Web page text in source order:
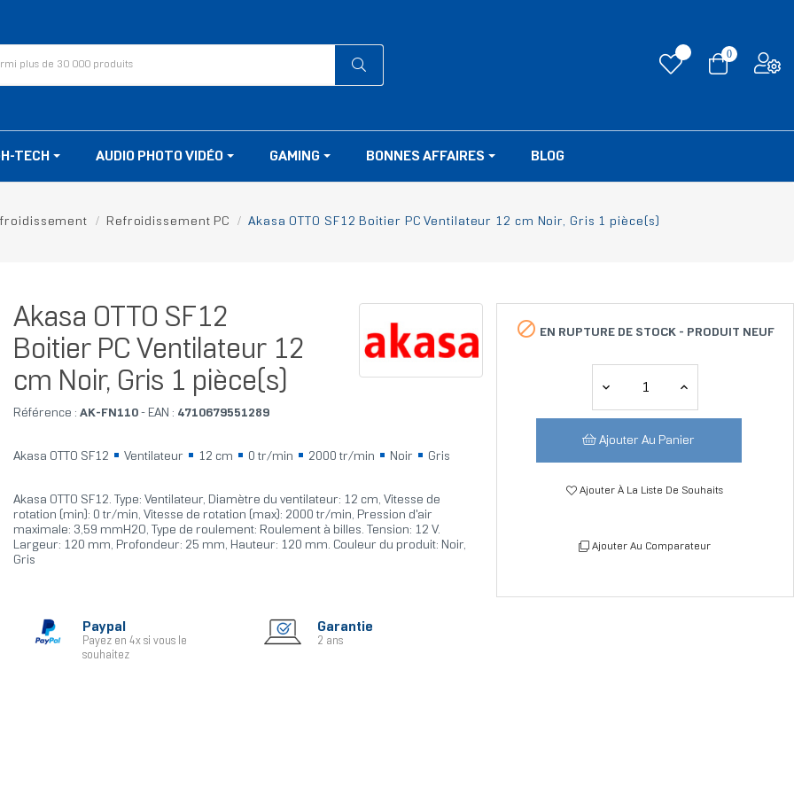
0
TECH AUDIO PHOTO VIDÉO GAMING BONNES AFFAIRES BLOG
Refroidissement PC Akasa OTTO SF12 Boitier PC Ventilateur 12 cm Noir, Gris 1 pièce(s)
Akasa OTTO SF12
Boitier PC Ventilateur 12
cm Noir, Gris 1 pièce(s)
Référence : AK-FN110- EAN : 4710679551289
Akasa OTTO SF12 Ventilateur 12 cm 0 tr/min 2000 tr/min Noir Gris
Akasa OTTO SF12. Type: Ventilateur, Diamètre du ventilateur: 12 cm, Vitesse de
rotation (min): 0 tr/min, Vitesse de rotation (max): 2000 tr/min, Pression d'air
maximale: 3,59 mmH2O, Type de roulement: Roulement à billes. Tension: 12 V.
Largeur: 120 mm, Profondeur: 25 mm, Hauteur: 120 mm. Couleur du produit: Noir,
Gris
Paypal
Payez en 4x si vous le
souhaitez
Garantie
2 ans
 EN RUPTURE DE STOCK - PRODUIT NEUF
Ajouter Au Panier
Ajouter À La Liste De Souhaits
Ajouter Au Comparateur